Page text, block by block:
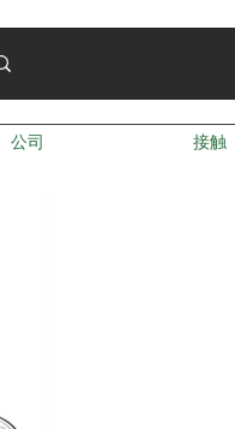
公司 接触